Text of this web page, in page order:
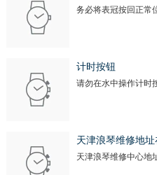
务必将表冠按回正常
计时按钮
请勿在水中操作计时
天津浪琴维修地址
天津浪琴维修中心地